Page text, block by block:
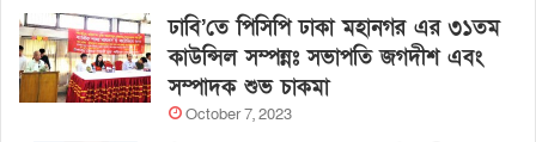
ঢাবি’তে পিসিপি ঢাকা মহানগর এর ৩১তম
কাউন্সিল সম্পন্নঃ সভাপতি জগদীশ এবং
সম্পাদক শুভ চাকমা
October 7, 2023